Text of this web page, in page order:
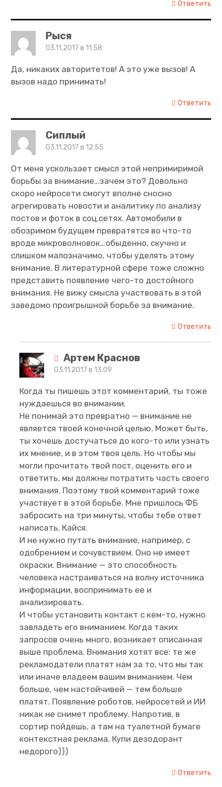
Ответить
Рыся
03.11.2017 в 11:58
Да, никаких авторитетов! А это уже вызов! А
вызов надо принимать!
Ответить
Сиплый
03.11.2017 в 12:55
От меня ускользает смысл этой непримиримой
борьбы за внимание…зачем это? Довольно
скоро нейросети смогут вполне сносно
агрегировать новости и аналитику по анализу
постов и фоток в соц.сетях. Автомобили в
обозримом будущем превратятся во что-то
вроде микроволновок…обыденно, скучно и
слишком малозначимо, чтобы уделять этому
внимание. В литературной сфере тоже сложно
представить появление чего-то достойного
внимания. Не вижу смысла участвовать в этой
заведомо проигрышной борьбе за внимание.
Ответить
Артем Краснов
03.11.2017 в 13:09
Когда ты пишешь этот комментарий, ты тоже
нуждаешься во внимании.
Не понимай это превратно — внимание не
является твоей конечной целью. Может быть,
ты хочешь достучаться до кого-то или узнать
их мнение, и в этом твоя цель. Но чтобы мы
могли прочитать твой пост, оценить его и
ответить, мы должны потратить часть своего
внимания. Поэтому твой комментарий тоже
участвует в этой борьбе. Мне пришлось ФБ
забросить на три минуты, чтобы тебе ответ
написать. Кайся.
И не нужно путать внимание, например, с
одобрением и сочувствием. Оно не имеет
окраски. Внимание — это способность
человека настраиваться на волну источника
информации, воспринимать ее и
анализировать.
И чтобы установить контакт с кем-то, нужно
завладеть его вниманием. Когда таких
запросов очень много, возникает описанная
выше проблема. Внимания хотят все: те же
рекламодатели платят нам за то, что мы так
или иначе владеем вашим вниманием. Чем
больше, чем настойчивей — тем больше
платят. Появление роботов, нейросетей и ИИ
никак не снимет проблему. Напротив, в
сортир пойдешь, а там на туалетной бумаге
контекстная реклама. Купи дезодорант
недорого)))
Ответить